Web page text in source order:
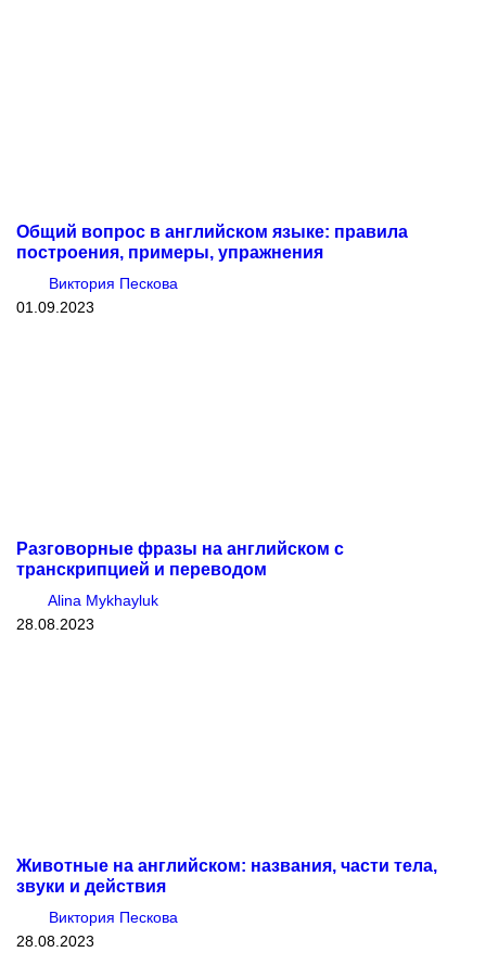
Общий вопрос в английском языке: правила
построения, примеры, упражнения
Виктория Пескова
01.09.2023
Разговорные фразы на английском с
транскрипцией и переводом
Alina Mykhayluk
28.08.2023
Животные на английском: названия, части тела,
звуки и действия
Виктория Пескова
28.08.2023